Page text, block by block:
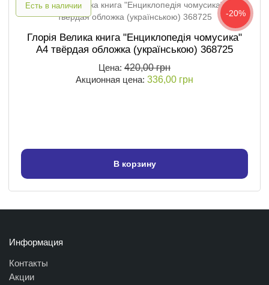
Есть в наличии
-20%
Глорія Велика книга "Енциклопедія чомусика"
А4 твёрдая обложка (українською) 368725
Цена: 420,00 грн
Акционная цена: 336,00 грн
В корзину
Информация
Контакты
Акции